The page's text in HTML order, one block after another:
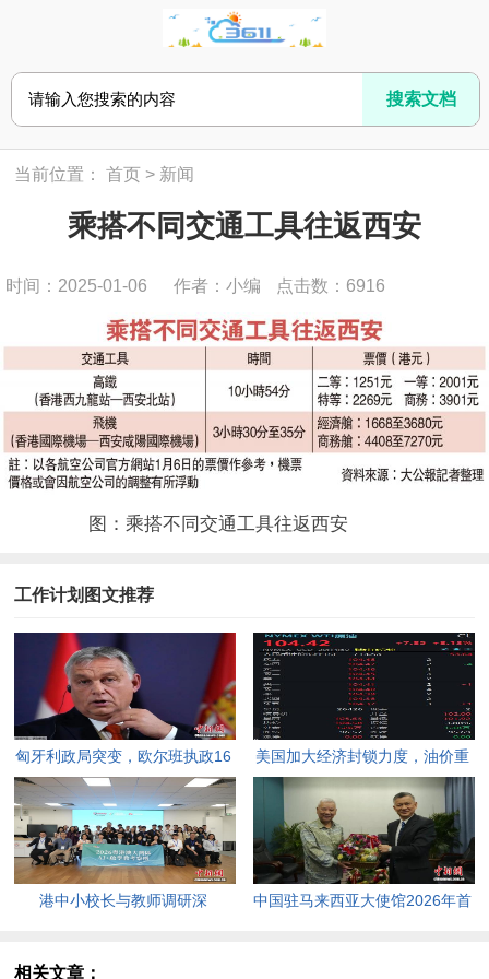
当前位置：首页 > 新闻
乘搭不同交通工具往返西安
时间：2025-01-06 作者：小编 点击数： 6916
图：乘搭不同交通工具往返西安
工作计划图文推荐
匈牙利政局突变，欧尔班执政16
年终结。
美国加大经济封锁力度，油价重
返100美元高点，黄金价格急
跌，日韩主要股指开盘走低。
港中小校长与教师调研深
课堂新路径。
中国驻马来西亚大使馆2026年首
相关文章：